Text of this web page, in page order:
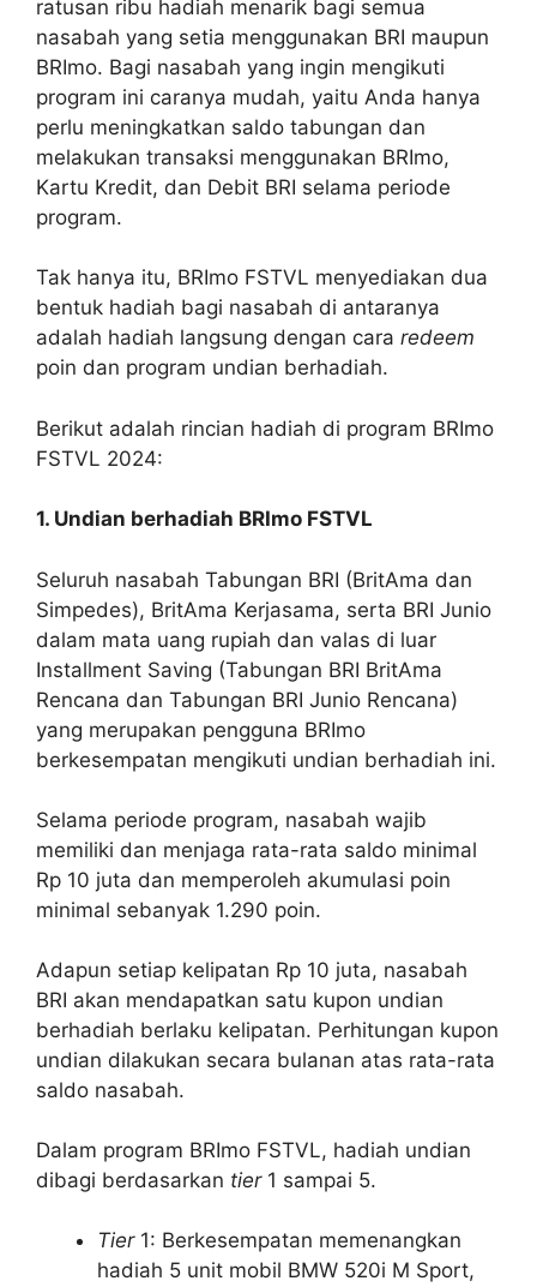
ratusan ribu hadiah menarik bagi semua
nasabah yang setia menggunakan BRI maupun
BRImo. Bagi nasabah yang ingin mengikuti
program ini caranya mudah, yaitu Anda hanya
perlu meningkatkan saldo tabungan dan
melakukan transaksi menggunakan BRImo,
Kartu Kredit, dan Debit BRI selama periode
program.
Tak hanya itu, BRImo FSTVL menyediakan dua
bentuk hadiah bagi nasabah di antaranya
adalah hadiah langsung dengan cara redeem
poin dan program undian berhadiah.
Berikut adalah rincian hadiah di program BRImo
FSTVL 2024:
1. Undian berhadiah BRImo FSTVL
Seluruh nasabah Tabungan BRI (BritAma dan
Simpedes), BritAma Kerjasama, serta BRI Junio
dalam mata uang rupiah dan valas di luar
Installment Saving (Tabungan BRI BritAma
Rencana dan Tabungan BRI Junio Rencana)
yang merupakan pengguna BRImo
berkesempatan mengikuti undian berhadiah ini.
Selama periode program, nasabah wajib
memiliki dan menjaga rata-rata saldo minimal
Rp 10 juta dan memperoleh akumulasi poin
minimal sebanyak 1.290 poin.
Adapun setiap kelipatan Rp 10 juta, nasabah
BRI akan mendapatkan satu kupon undian
berhadiah berlaku kelipatan. Perhitungan kupon
undian dilakukan secara bulanan atas rata-rata
saldo nasabah.
Dalam program BRImo FSTVL, hadiah undian
dibagi berdasarkan tier 1 sampai 5.
Tier 1: Berkesempatan memenangkan
hadiah 5 unit mobil BMW 520i M Sport,